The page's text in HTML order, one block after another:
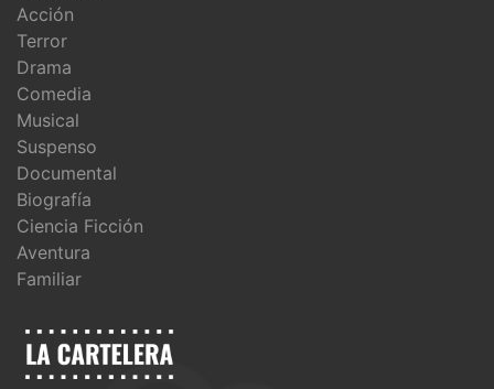
Acción
Terror
Drama
Comedia
Musical
Suspenso
Documental
Biografía
Ciencia Ficción
Aventura
Familiar